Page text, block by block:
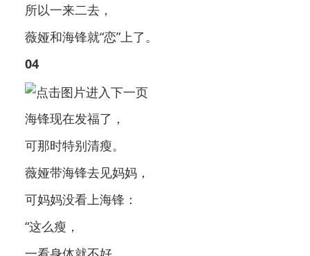
所以一来二去，
薇娅和海锋就“恋”上了。
04
海锋现在发福了，
可那时特别清瘦。
薇娅带海锋去见妈妈，
可妈妈没看上海锋：
“这么瘦，